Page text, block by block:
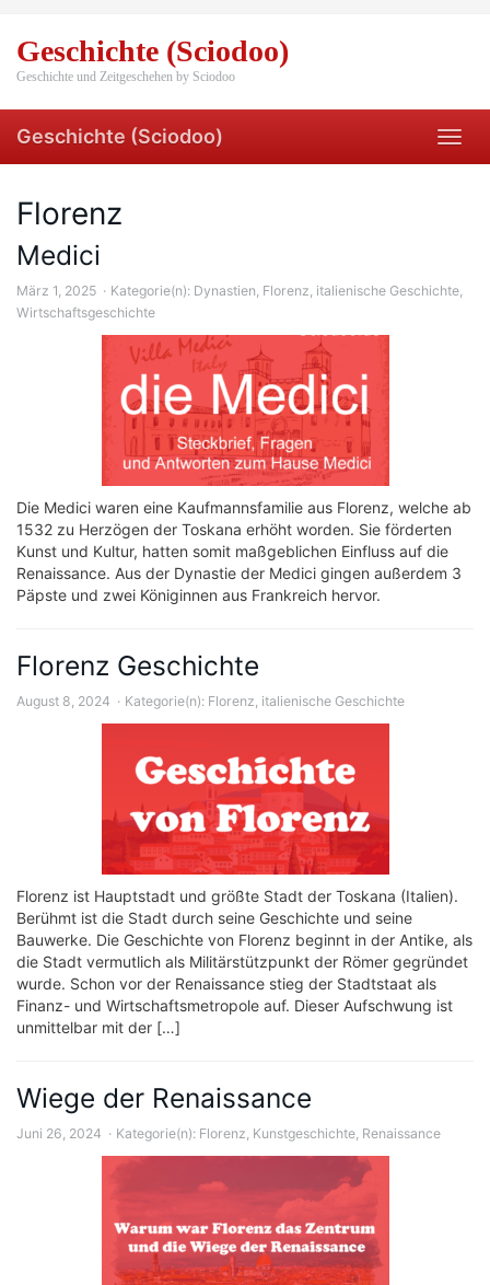
main
content
Geschichte (Sciodoo)
Geschichte und Zeitgeschehen by Sciodoo
Geschichte (Sciodoo)
Florenz
Medici
März 1, 2025 Kategorie(n): Dynastien, Florenz, italienische Geschichte,
Wirtschaftsgeschichte
Die Medici waren eine Kaufmannsfamilie aus Florenz, welche ab
1532 zu Herzögen der Toskana erhöht worden. Sie förderten
Kunst und Kultur, hatten somit maßgeblichen Einfluss auf die
Renaissance. Aus der Dynastie der Medici gingen außerdem 3
Päpste und zwei Königinnen aus Frankreich hervor.
Florenz Geschichte
August 8, 2024 Kategorie(n): Florenz, italienische Geschichte
Florenz ist Hauptstadt und größte Stadt der Toskana (Italien).
Berühmt ist die Stadt durch seine Geschichte und seine
Bauwerke. Die Geschichte von Florenz beginnt in der Antike, als
die Stadt vermutlich als Militärstützpunkt der Römer gegründet
wurde. Schon vor der Renaissance stieg der Stadtstaat als
Finanz- und Wirtschaftsmetropole auf. Dieser Aufschwung ist
unmittelbar mit der […]
Wiege der Renaissance
Juni 26, 2024 Kategorie(n): Florenz, Kunstgeschichte, Renaissance